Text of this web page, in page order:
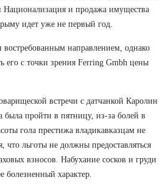
Национализация и продажа имущества
идет уже не первый год.
востребованным направлением, однако
его с точки зрения Ferring Gmbh цены
встречи с датчанкой Каролин
была пройти в пятницу, из-за болей в
гола престижа владикавказцам не
что льготы не должны предоставляться
взносов. Набухание сосков и груди
болезненный характер.